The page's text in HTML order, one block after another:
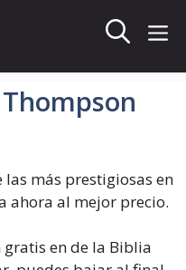
más prestigiosas en
ahora al mejor precio.
gratis en de la Biblia